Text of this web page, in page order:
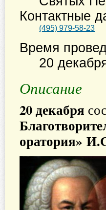
Контактные
(495) 979-58-23
Время
20
Описание
20 декабря
оратория»